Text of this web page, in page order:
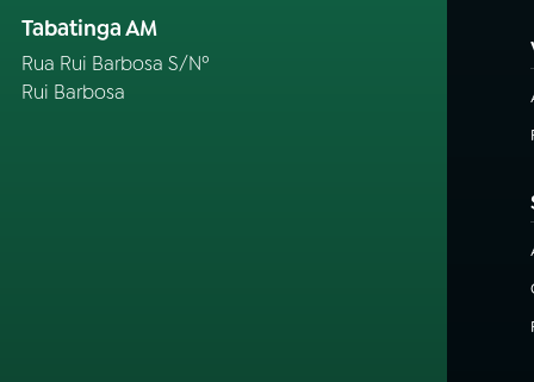
Tabatinga AM
Rua Rui Barbosa S/Nº
Rui Barbosa